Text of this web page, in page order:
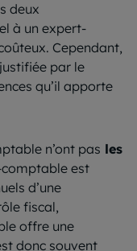
deux
à un expert-
Cependant,
par le
qu’il apporte
n’ont pas les
comptable est
d’une
fiscal,
offre une
donc souvent